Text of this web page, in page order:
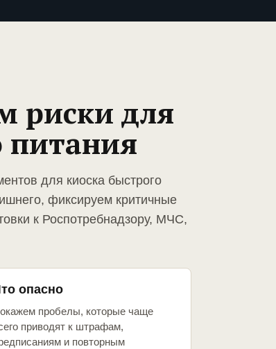
риски для
питания
для киоска быстрого
фиксируем критичные
к Роспотребнадзору, МЧС,
опасно
пробелы, которые чаще
приводят к штрафам,
и повторным